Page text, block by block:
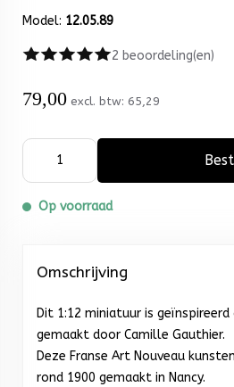
Model: 12.05.89
2 beoordeling(en)
79,00 excl. btw: 65,29
Op voorraad
Omschrijving
Dit 1:12 miniatuur is
gemaakt door Camille Gauthier.
Deze Franse Art Nouveau
rond 1900 gemaakt in Nancy.